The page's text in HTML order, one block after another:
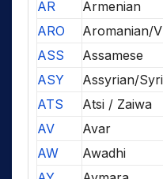
AR
Armenian
ARO
Aromanian/
ASS
Assamese
ASY
Assyrian/
ATS
Atsi / Zaiwa
AV
Avar
AW
Awadhi